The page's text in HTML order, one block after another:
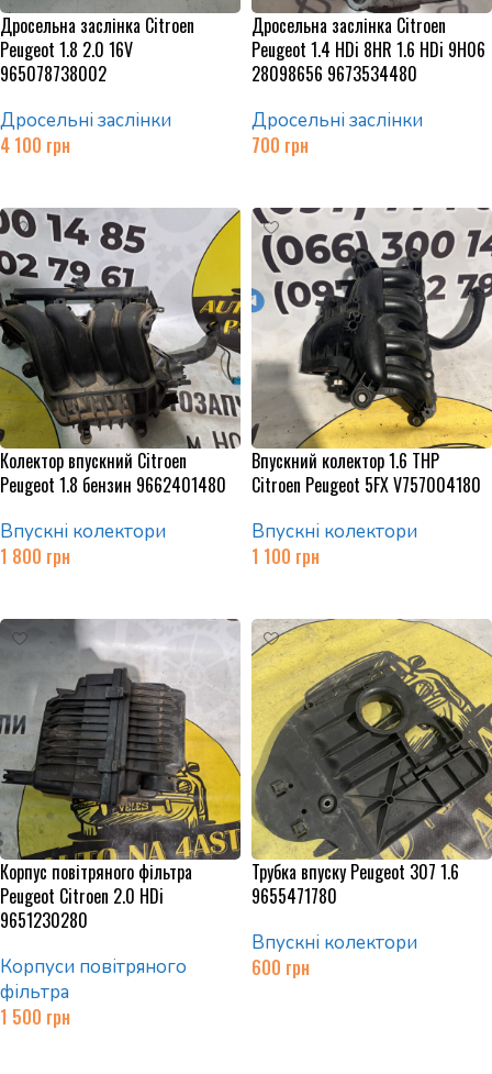
Дросельна заслінка Citroen
Peugeot 1.8 2.0 16V
965078738002
Дросельні заслінки
4 100 грн
Дросельна заслінка Citroen
Peugeot 1.4 HDi 8HR 1.6 HDi 9H06
28098656 9673534480
Дросельні заслінки
700 грн
Колектор впускний Citroen
Peugeot 1.8 бензин 9662401480
Впускні колектори
1 800 грн
Впускний колектор 1.6 THP
Citroen Peugeot 5FX V757004180
Впускні колектори
1 100 грн
Корпус повітряного фільтра
Peugeot Citroen 2.0 HDi
9651230280
Корпуси повітряного
фільтра
1 500 грн
Трубка впуску Peugeot 307 1.6
9655471780
Впускні колектори
600 грн